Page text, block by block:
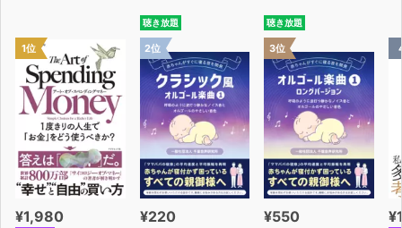
1位
¥1,980
聴き放題
2位
¥220
聴き放題
3位
¥550